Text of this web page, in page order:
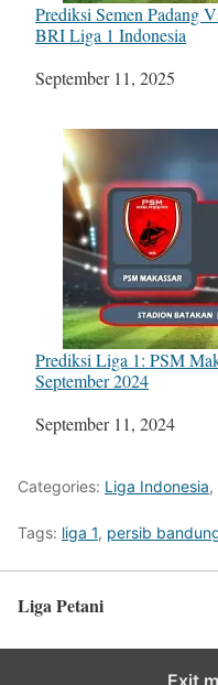
Prediksi Semen Padang
BRI Liga 1 Indonesia
Tanggal
September 11, 2025
Prediksi Liga 1: PSM
September 2024
Tanggal
September 11, 2024
Categories: Liga Indonesia,
Tags: liga 1, persib
Liga Petani
Exit